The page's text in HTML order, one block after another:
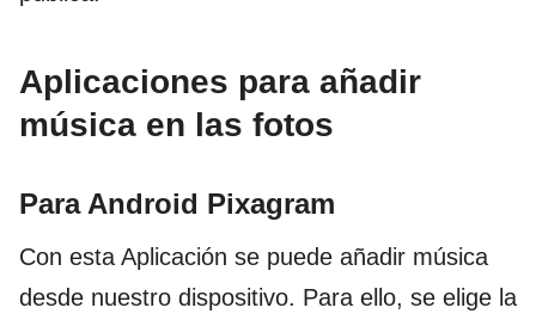
Aplicaciones para añadir
música en las fotos
Para Android Pixagram
Con esta Aplicación se puede añadir música
desde nuestro dispositivo. Para ello, se elige la